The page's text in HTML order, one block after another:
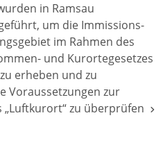
in Ramsau
um die Immissions-
im Rahmen des
und Kurortegesetzes
erheben und zu
Voraussetzungen zur
zu überprüfen